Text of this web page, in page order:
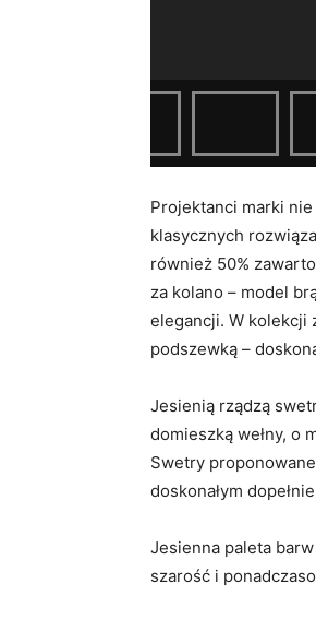
Projektanci marki
klasycznych
również 50%
za kolano – model
elegancji. W kolekcji
podszewką –
Jesienią rządzą
domieszką wełny, o
Swetry
doskonałym
Jesienna paleta
szarość i